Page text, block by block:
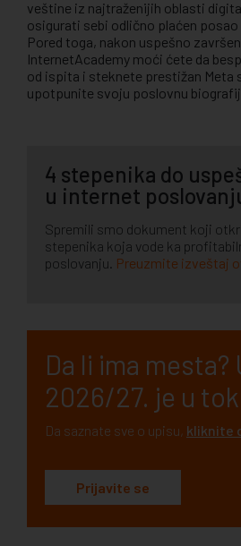
veštine iz najtraženijih oblasti
osigurati sebi odlično plaćen posao
Pored toga, nakon uspešno
InternetAcademy moći ćete da
od ispita i steknete prestižan
upotpunite svoju poslovnu
4 stepenika do
u internet
Spremili smo dokument koji
stepenika koja vode ka
poslovanju. Preuzmite izveštaj
Da li ima
2026/27. je u
Da saznate sve o upisu, kliknite
Prijavite se